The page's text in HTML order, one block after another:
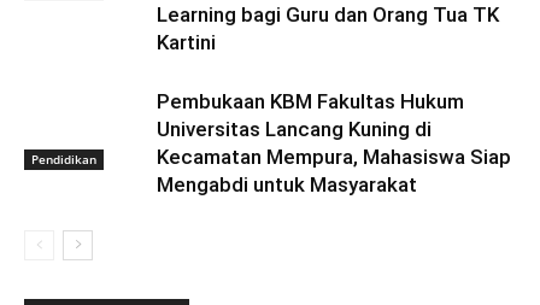
Learning bagi Guru dan Orang Tua TK
Kartini
Pendidikan
Pembukaan KBM Fakultas Hukum
Universitas Lancang Kuning di
Kecamatan Mempura, Mahasiswa Siap
Mengabdi untuk Masyarakat